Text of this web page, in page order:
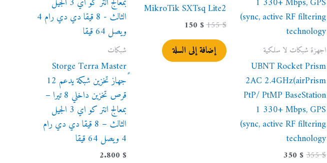
اجهزة شبكات لا سلكية
UBNT Rocket Prism
2AC 2.4GHz(airPrism
PtP/ PtMP BaseStation
1 330+ Mbps, GPS
(sync, active RF filtering
technology
355$
350 $
MikroTik SXTsq Lite2
155$
150 $
إضافة إلى السلة شبكات
ٍStorge Terra Master
جهاز تخزين شبكة يدعم 12
قرص تخزين داخلي 8 تيرا –
بمعالج انتر كو اي 3 الجيل
الثالث – 8 قيقا دي دي رام
4 ويصل 64 قيقا
2.800 $